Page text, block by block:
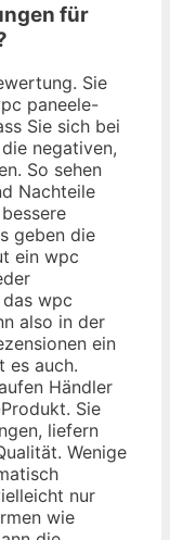
für
Sie
paneele-
Sie sich bei
negativen,
So sehen
Nachteile
geben die
ein wpc
wpc
also in der
ein
es auch.
Händler
Sie
liefern
Wenige
nur
wie